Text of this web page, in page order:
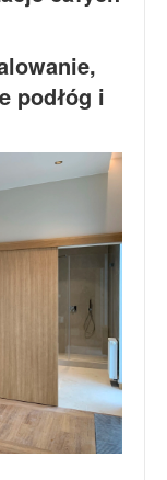
podłóg i